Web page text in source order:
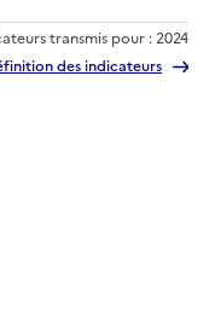
transmis pour : 2024
des indicateurs